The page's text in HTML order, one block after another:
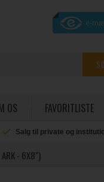
OS FAVORITLISTE
Salg til private og
ARK - 6X8")